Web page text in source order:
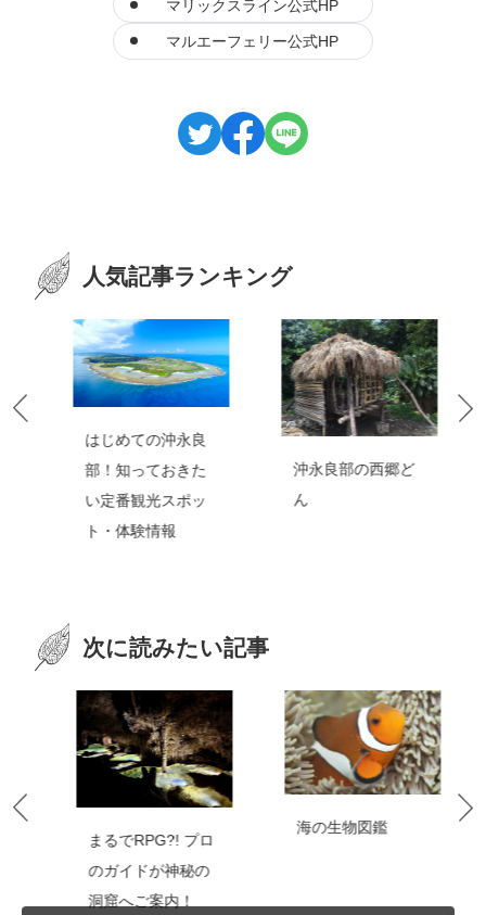
マリックスライン公式HP
マルエーフェリー公式HP
人気記事ランキング
はじめての沖永良
部！知っておきた
い定番観光スポッ
ト・体験情報
沖永良部の西郷ど
ん
次に読みたい記事
まるでRPG?! プロ
のガイドが神秘の
洞窟へご案内！
海の生物図鑑